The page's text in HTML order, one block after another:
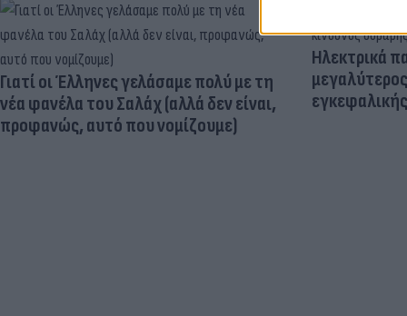
Γιατί οι Έλληνες γελάσαμε πολύ με τη
νέα φανέλα του Σαλάχ (αλλά δεν είναι,
προφανώς, αυτό που νομίζουμε)
Ηλεκτρικά